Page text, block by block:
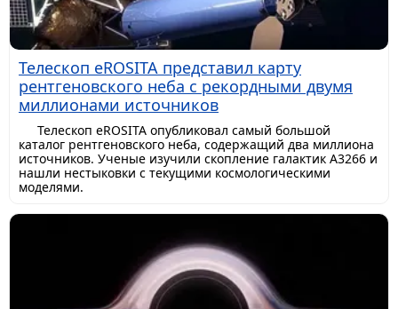
Телескоп eROSITA представил карту
рентгеновского неба с рекордными двумя
миллионами источников
Телескоп eROSITA опубликовал самый большой
каталог рентгеновского неба, содержащий два миллиона
источников. Ученые изучили скопление галактик A3266 и
нашли нестыковки с текущими космологическими
моделями.